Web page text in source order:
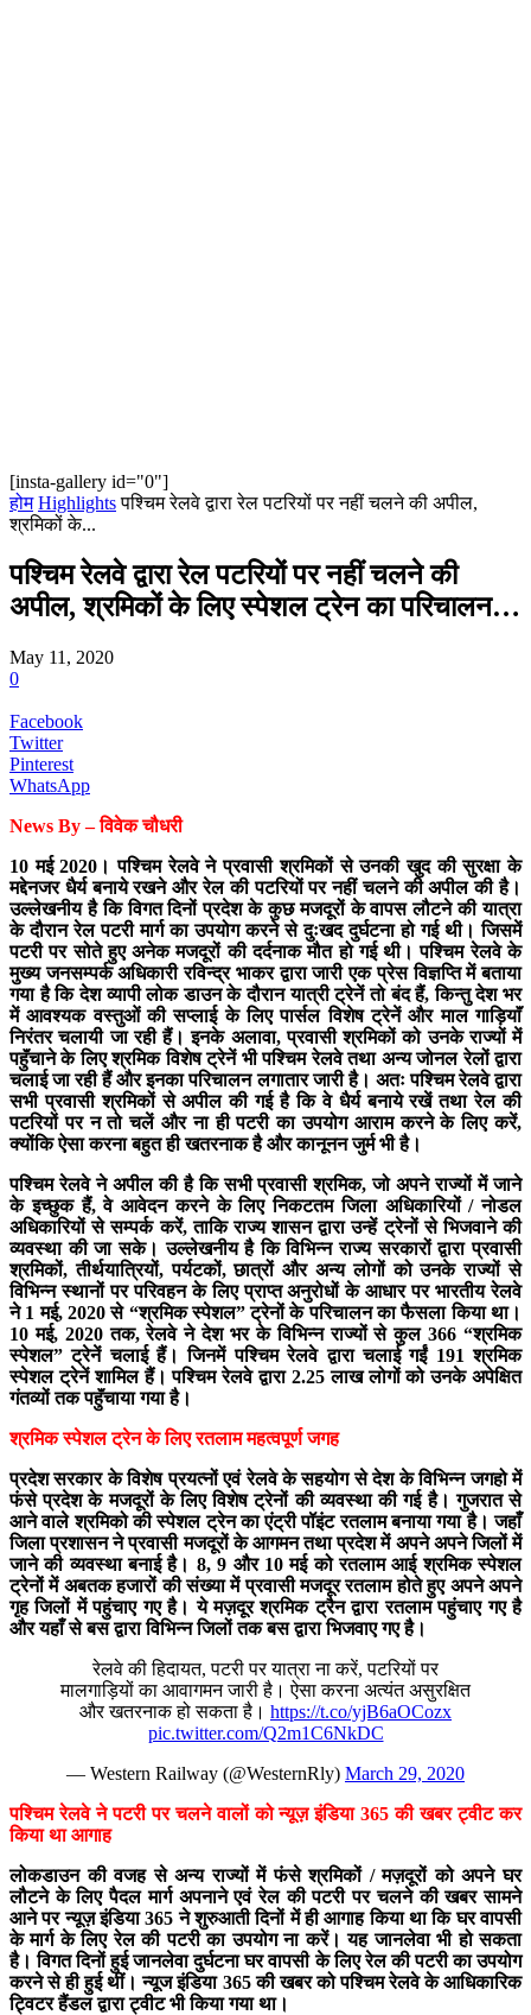
[insta-gallery id="0"]
होम Highlights पश्चिम रेलवे द्वारा रेल पटरियों पर नहीं चलने की अपील,
श्रमिकों के...
पश्चिम रेलवे द्वारा रेल पटरियों पर नहीं चलने की
अपील, श्रमिकों के लिए स्पेशल ट्रेन का परिचालन…
May 11, 2020
0
Facebook
Twitter
Pinterest
WhatsApp
News By – विवेक चौधरी
10 मई 2020। पश्चिम रेलवे ने प्रवासी श्रमिकों से उनकी खुद की सुरक्षा के
मद्देनजर धैर्य बनाये रखने और रेल की पटरियों पर नहीं चलने की अपील की है।
उल्लेखनीय है कि विगत दिनों प्रदेश के कुछ मजदूरों के वापस लौटने की यात्रा
के दौरान रेल पटरी मार्ग का उपयोग करने से दुःखद दुर्घटना हो गई थी। जिसमें
पटरी पर सोते हुए अनेक मजदूरों की दर्दनाक मौत हो गई थी। पश्चिम रेलवे के
मुख्य जनसम्पर्क अधिकारी रविन्द्र भाकर द्वारा जारी एक प्रेस विज्ञप्ति में बताया
गया है कि देश व्यापी लोक डाउन के दौरान यात्री ट्रेनें तो बंद हैं, किन्तु देश भर
में आवश्यक वस्तुओं की सप्लाई के लिए पार्सल विशेष ट्रेनें और माल गाड़ियाॅं
निरंतर चलायी जा रही हैं। इनके अलावा, प्रवासी श्रमिकों को उनके राज्यों में
पहुॅंचाने के लिए श्रमिक विशेष ट्रेनें भी पश्चिम रेलवे तथा अन्य जोनल रेलों द्वारा
चलाई जा रही हैं और इनका परिचालन लगातार जारी है। अतः पश्चिम रेलवे द्वारा
सभी प्रवासी श्रमिकों से अपील की गई है कि वे धैर्य बनाये रखें तथा रेल की
पटरियों पर न तो चलें और ना ही पटरी का उपयोग आराम करने के लिए करें,
क्योंकि ऐसा करना बहुत ही खतरनाक है और कानूनन जुर्म भी है।
पश्चिम रेलवे ने अपील की है कि सभी प्रवासी श्रमिक, जो अपने राज्यों में जाने
के इच्छुक हैं, वे आवेदन करने के लिए निकटतम जिला अधिकारियों / नोडल
अधिकारियों से सम्पर्क करें, ताकि राज्य शासन द्वारा उन्हें ट्रेनों से भिजवाने की
व्यवस्था की जा सके। उल्लेखनीय है कि विभिन्न राज्य सरकारों द्वारा प्रवासी
श्रमिकों, तीर्थयात्रियों, पर्यटकों, छात्रों और अन्य लोगों को उनके राज्यों से
विभिन्न स्थानों पर परिवहन के लिए प्राप्त अनुरोधों के आधार पर भारतीय रेलवे
ने 1 मई, 2020 से “श्रमिक स्पेशल” ट्रेनों के परिचालन का फैसला किया था।
10 मई, 2020 तक, रेलवे ने देश भर के विभिन्न राज्यों से कुल 366 “श्रमिक
स्पेशल” ट्रेनें चलाई हैं। जिनमें पश्चिम रेलवे द्वारा चलाई गईं 191 श्रमिक
स्पेशल ट्रेनें शामिल हैं। पश्चिम रेलवे द्वारा 2.25 लाख लोगों को उनके अपेक्षित
गंतव्यों तक पहुॅंचाया गया है।
श्रमिक स्पेशल ट्रेन के लिए रतलाम महत्वपूर्ण जगह
प्रदेश सरकार के विशेष प्रयत्नों एवं रेलवे के सहयोग से देश के विभिन्न जगहो में
फंसे प्रदेश के मजदूरों के लिए विशेष ट्रेनों की व्यवस्था की गई है। गुजरात से
आने वाले श्रमिको की स्पेशल ट्रेन का एंट्री पॉइंट रतलाम बनाया गया है। जहाँ
जिला प्रशासन ने प्रवासी मजदूरों के आगमन तथा प्रदेश में अपने अपने जिलों में
जाने की व्यवस्था बनाई है। 8, 9 और 10 मई को रतलाम आई श्रमिक स्पेशल
ट्रेनों में अबतक हजारों की संख्या में प्रवासी मजदूर रतलाम होते हुए अपने अपने
गृह जिलों में पहुंचाए गए है। ये मज़दूर श्रमिक ट्रैन द्वारा रतलाम पहुंचाए गए है
और यहाँ से बस द्वारा विभिन्न जिलों तक बस द्वारा भिजवाए गए है।
रेलवे की हिदायत, पटरी पर यात्रा ना करें, पटरियों पर
मालगाड़ियों का आवागमन जारी है। ऐसा करना अत्यंत असुरक्षित
और खतरनाक हो सकता है। https://t.co/yjB6aOCozx
pic.twitter.com/Q2m1C6NkDC
— Western Railway (@WesternRly) March 29, 2020
पश्चिम रेलवे ने पटरी पर चलने वालों को न्यूज़ इंडिया 365 की खबर ट्वीट कर
किया था आगाह
लोकडाउन की वजह से अन्य राज्यों में फंसे श्रमिकों / मज़दूरों को अपने घर
लौटने के लिए पैदल मार्ग अपनाने एवं रेल की पटरी पर चलने की खबर सामने
आने पर न्यूज़ इंडिया 365 ने शुरुआती दिनों में ही आगाह किया था कि घर वापसी
के मार्ग के लिए रेल की पटरी का उपयोग ना करें। यह जानलेवा भी हो सकता
है। विगत दिनों हुई जानलेवा दुर्घटना घर वापसी के लिए रेल की पटरी का उपयोग
करने से ही हुई थीं। न्यूज इंडिया 365 की खबर को पश्चिम रेलवे के आधिकारिक
ट्विटर हैंडल द्वारा ट्वीट भी किया गया था।